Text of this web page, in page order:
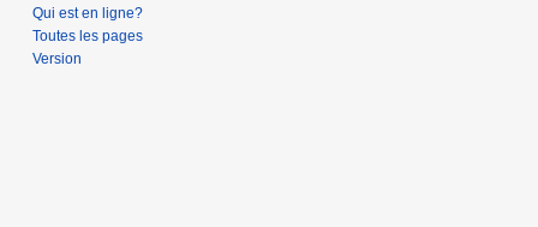
Qui est en ligne?
Toutes les pages
Version